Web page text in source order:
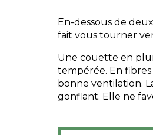
En-dessous de
fait vous tourner
Une couette en
tempérée. En
bonne ventilation.
gonflant. Elle ne